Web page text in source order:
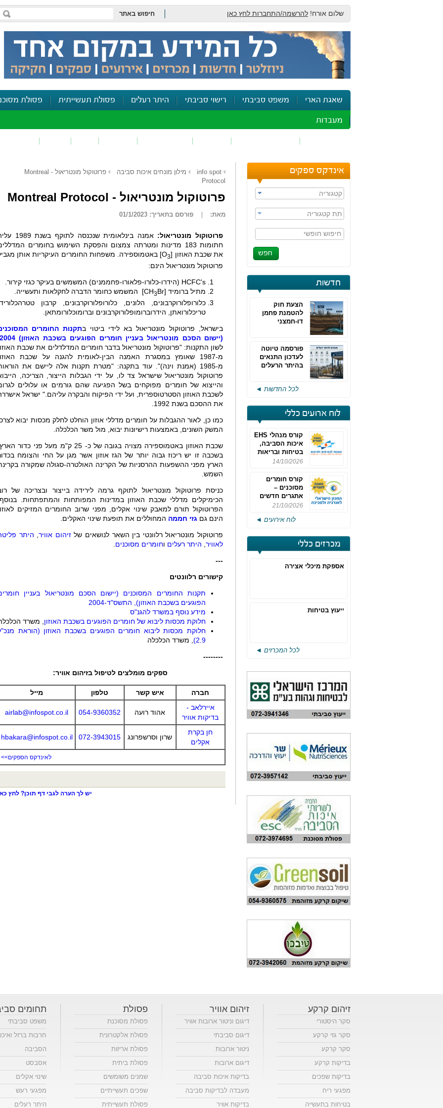
שלום אורח! להרשמה/התחברות לחץ כאן חיפוש באתר
שאגת הארי משפט סביבתי רישוי סביבתי היתר רעלים פסולת תעשייתית פסולת
מעבדות
אינדקס ספקים
קטגוריה
תת קטגוריה
חיפוש חופשי
חדשות
הצעת חוק
להטמנת פחמן
דו-חמצני
פורסמה טיוטה
לעדכון התנאים
בהיתר הרעלים
לכל החדשות ◄
לוח ארועים כללי
קורס מנהלי EHS
איכות הסביבה,
בטיחות ובריאות
תעסוקתית
14/10/2026
קורס חומרים
מסוכנים –
אתגרים חדשים
והערכות לחוק
מחזור 4
21/10/2026
לוח אירועים ◄
מכרזים כללי
אספקת מיכלי אצירה
ייעוץ בטיחות
לכל המכרזים ◄
info spot מילון מונחים איכות סביבה
פרוטוקול מונטריאול - Montreal
Protocol
פרוטוקול מונטריאול - Montreal Protocol
מאת: פורסם בתאריך: 01/1/2023
פרוטוקול מונטריאול:
אמנה בינלאומית שנכנסה לתוקף
חתומות 183 מדינות ומטרתה צמצום והפסקת השימוש בחומרים
את שכבת האוזון [ O3
] באטמוספירה. משפחות החומרים העיקריות אותן
פרוטוקול מונטריאול הינם:
HCFC's (הידרו-כלורו-פלאורו-פחממנים) המשמשים בעיקר כגזי קירור.
מתיל ברומיד [
CH3Br
] המשמש כחומר הדברה לחקלאות ותעשייה.
כלורופלורוקרבונים, הלונים, כלורופלורוקרבונים, קרבון
טריכלורואתן, הידרוברומופלורוקרבונים וברומוכלורומתאן.
בישראל, פרוטוקול מונטריאול בא לידי ביטוי בתקנות החומרים
(יישום הסכם מונטריאול בעניין חומרים הפוגעים בשכבת האוזון) 2004
לשון התקנות:"פרוטוקול מונטריאול בדבר חומרים המדלדלים את שכבת
מ-1987 שאומץ במסגרת האמנה הבין-לאומית להגנה על שכבת
מ-1985 (אמנת וינה
(". עוד בתקנה: "מטרת תקנות אלה ליישם את
פרוטוקול מונטריאול שישראל צד לו, על ידי הגבלות הייצור, הצריכה,
והייצוא של חומרים מפוקחים בשל הפגיעה שהם גורמים או עלולים
לשכבת האוזון הסטרטוספרית, ועל ידי הפיקוח והבקרה עליהם " ישראל
את ההסכם בשנת 1992.
כמו כן, לאור ההגבלות על חומרים מדללי אוזון הוחלט לחלק מכסות יבוא
המשק השונים, באמצעות רישיונות יבוא, מול משר הכלכלה.
שכבת האוזון באטמוספירה מצויה בגובה של כ- 25 ק"מ מעל פני כדור
בשכבה זו יש ריכוז גבוה יותר של הגז אוזון אשר מגן על החי והצומח
הארץ מפני ההשפעות ההרסניות של הקרינה האולטרה-סגולה שמקורה
השמש
כניסת פרוטוקול מונטריאול לתוקף גרמה לירידה בייצור ובצריכה של
הכימיקלים מדללי שכבת האוזון במדינות המפותחות והמתפתחות.
הפרוטוקול תורם למאבק שינוי אקלים, מפני שרוב החומרים המזיקים
הינם גם גזי חממה המחוללים את תופעת שינוי האקלים.
פרוטוקול מונטריאול רלוונטי בין השאר לנושאים שלזיהום אוויר, היתר
לאוויר היתר רעלים וחומרים מסוכנים
---
קישורים רלוונטים
תקנות החומרים המסוכנים (יישום הסכם מונטריאול בעניין
הפוגעים בשכבת האוזון), התשס"ד-2004
מידע נוסף במשרד להגנ"ס
חלוקת מכסות ליבוא של חומרים הפוגעים בשכבת האוזון , משרד
חלוקת מכסות ליבוא חומרים הפוגעים בשכבת האוזון (הוראת
2.9)
, משרד הכלכלה
--------
ספקים מומלצים לטיפול בזיהום אוויר:
חברה איש קשר טלפון
מייל
איירלאב -
בדיקות אוויר
אהוד רועה 054-9360352
airlab@infospot.co.il
חן בקרת
אקלים
שרון וסרשפרונג 072-3943015
hbakara@infospot.co.il
לאינדקס הספקים>>
יש לך הערה לגבי דף תוכן? לחץ
זיהום קרקע
סקר היסטורי
סקר גזי קרקע
סקר קרקע
בדיקות קרקע
בדיקות שפכים
מפגעי ריח
בטיחות בתעשייה
זיהום אוויר
דיגום וניטור ארובות אוויר
דיגום סביבתי
ניטור ארובות
דיגום ארובות
בדיקות איכות סביבה
מעבדה לבדיקות סביבה
בדיקות אוויר
פסולת
פסולת מסוכנת
פסולת אלקטרונית
פסולת אריזות
פסולת ביתית
שמנים משומשים
שפכים תעשייתיים
פסולת תעשייתית
תחומים
משפט סביבתי
חרבות ברזל
הסביבה
אסבסט
שינוי אקלים
מפגעי רעש
היתר רעלים